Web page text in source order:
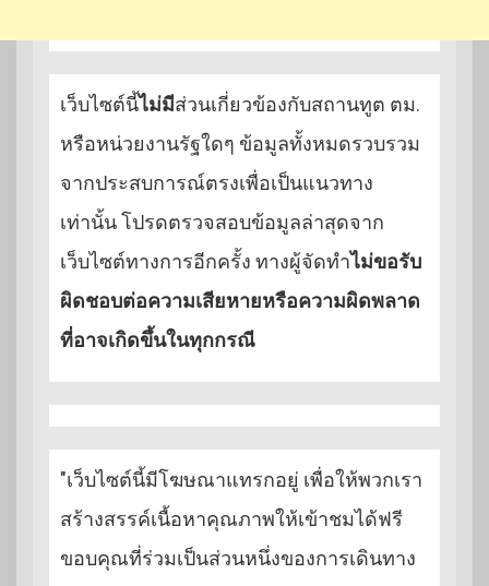
เว็บไซต์นี้ไม่มีส่วนเกี่ยวข้องกับสถานทูต ตม.
หรือหน่วยงานรัฐใดๆ ข้อมูลทั้งหมดรวบรวม
จากประสบการณ์ตรงเพื่อเป็นแนวทาง
เท่านั้น โปรดตรวจสอบข้อมูลล่าสุดจาก
เว็บไซต์ทางการอีกครั้ง ทางผู้จัดทำไม่ขอรับ
ผิดชอบต่อความเสียหายหรือความผิดพลาด
ที่อาจเกิดขึ้นในทุกกรณี
"เว็บไซต์นี้มีโฆษณาแทรกอยู่ เพื่อให้พวกเรา
สร้างสรรค์เนื้อหาคุณภาพให้เข้าชมได้ฟรี
ขอบคุณที่ร่วมเป็นส่วนหนึ่งของการเดินทาง